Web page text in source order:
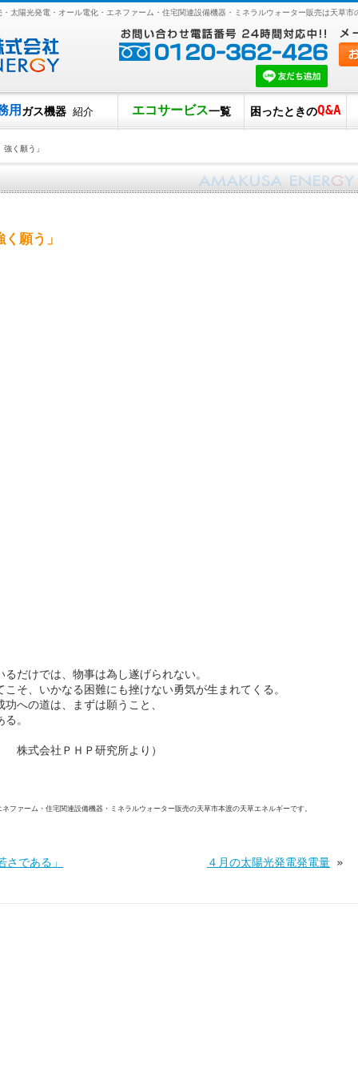
陽光発電・オール電化・エネファーム・住宅関連設備機器・ミネラルウォーター販売は天草市
用 ガス機器 紹介 エコサービス一覧 困ったときのQ&A
く願う」
願う」
だけでは、物事は為し遂げられない。
そ、いかなる困難にも挫けない勇気が生まれてくる。
への道は、まずは願うこと、
。
株式会社ＰＨＰ研究所より）
ファーム・住宅関連設備機器・ミネラルウォーター販売の天草市本渡の天草エネルギーです。
である」 ４月の太陽光発電発電量 »